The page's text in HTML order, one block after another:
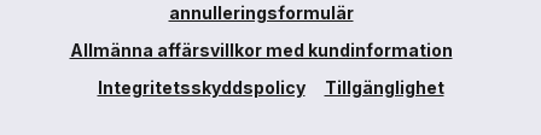
annulleringsformulär
Allmänna affärsvillkor med kundinformation
Integritetsskyddspolicy
Tillgänglighet